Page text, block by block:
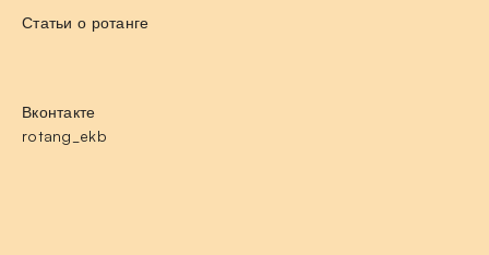
Статьи о ротанге
Вконтакте
rotang_ekb